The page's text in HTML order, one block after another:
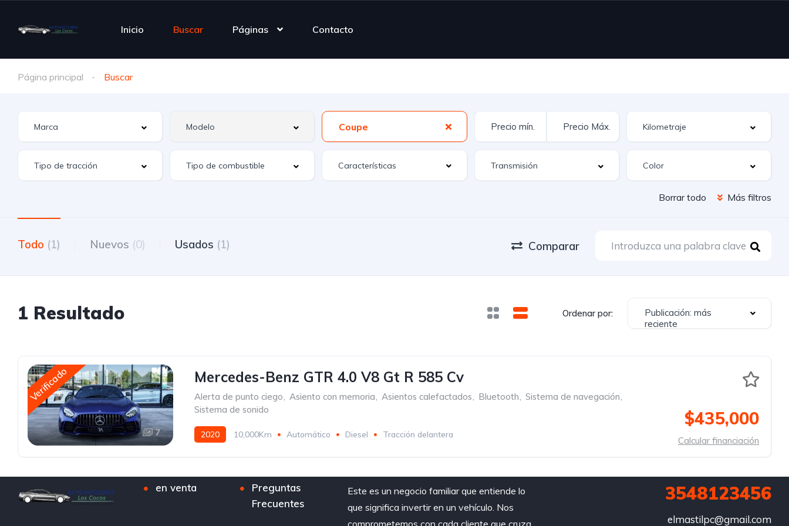
Inicio Buscar Páginas Contacto
Página principal Buscar
Coupe
Características
Borrar todo Más filtros
Todo (1) Nuevos (0) Usados (1) Comparar
1 Resultado Ordenar por:
Publicación: más
reciente
Verificado
7
Mercedes-Benz GTR 4.0 V8 Gt R 585 Cv
Alerta de punto ciego, Asiento con memoria, Asientos calefactados, Bluetooth, Sistema de navegación,
Sistema de sonido
2020 10,000Km Automático Diesel Tracción delantera
$435,000
Calcular financiación
en venta
Preguntas
Frecuentes
Este es un negocio familiar que entiende lo
que significa invertir en un vehículo. Nos
comprometemos con cada cliente que cruza
3548123456
elmastilpc@gmail.com